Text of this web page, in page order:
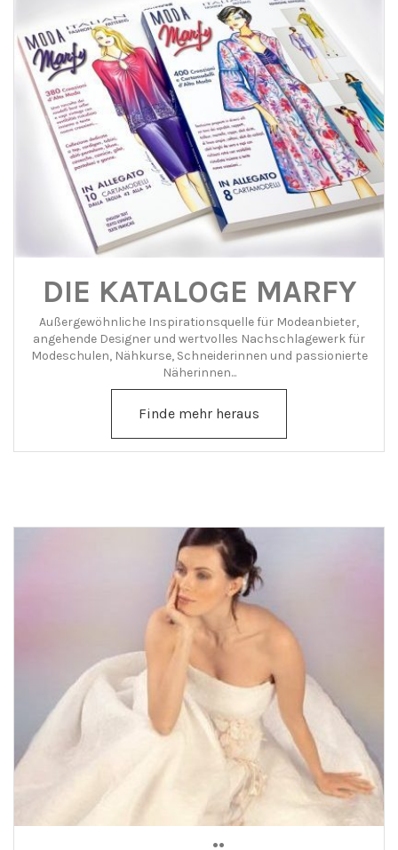
DIE KATALOGE MARFY
Außergewöhnliche Inspirationsquelle für Modeanbieter,
angehende Designer und wertvolles Nachschlagewerk für
Modeschulen, Nähkurse, Schneiderinnen und passionierte
Näherinnen...
Finde mehr heraus